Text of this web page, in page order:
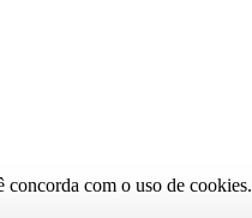
concorda com o uso de cookies.